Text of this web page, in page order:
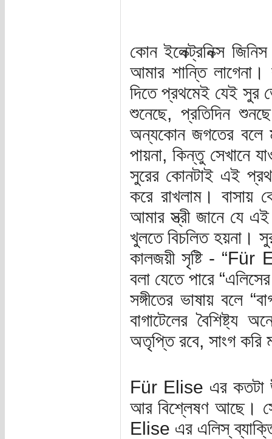
কোন ইলেক্ট্রনিক্স
আমার শান্তি
দিতে প্রথমেই যেই সুর
শুনেছে, প্রতিদিন
অন্যকোন জগতের বলে
পায়না, কিন্তু সেখানে
সুরের কোনটাই এই
করে রাখলাম। বাসায়
আমার স্ত্রী জানে যে
খুলতে বিচলিত হয়না।
কালজয়ী সৃষ্টি - “Für
বলা যেতে পারে
সঙ্গীতের ভাষায় বলে
বাগাটেলের বৈশিষ্ট্য
অতৃপ্তি রবে, সাংগ
Für Elise এর কতটা
আর বিশ্লেষণ আছে।
Elise এর এলিস্